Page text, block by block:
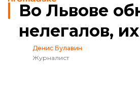
Во Львове
нелегалов,
Денис Булавин
Журналист